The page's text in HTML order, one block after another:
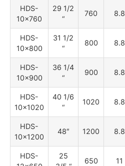
HDS-
10×760
29 1/2
“
760 8.8
HDS-
10×800
31 1/2
“
800 8.8
HDS-
10×900
36 1/4
“
900 8.8
HDS-
10×1020
40 1/6
“
1020 8.8
HDS-
10×1200
48″ 1200 8.8
HDS-
25
650 11